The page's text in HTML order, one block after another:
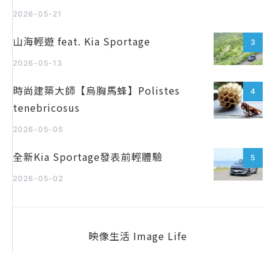
2026-05-21
3
山海輕遊 feat. Kia Sportage
2026-05-13
4
時尚建築大師【烏胸馬蜂】Polistes
tenebricosus
2026-05-05
5
全新Kia Sportage發表前輕體驗
2026-05-02
映像生活 Image Life